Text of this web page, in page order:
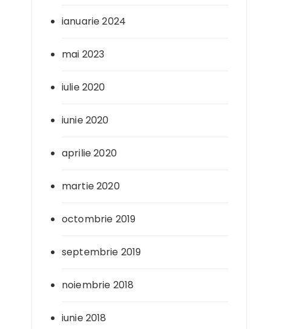
ianuarie 2024
mai 2023
iulie 2020
iunie 2020
aprilie 2020
martie 2020
octombrie 2019
septembrie 2019
noiembrie 2018
iunie 2018